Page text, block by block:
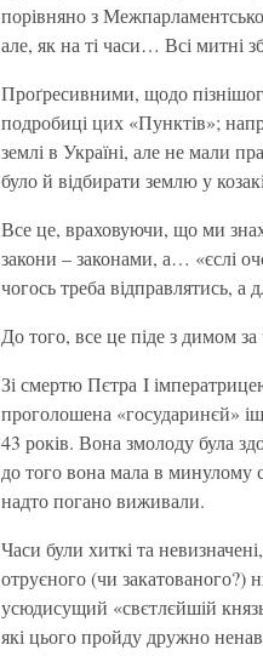
порівняно з
але, як на ті часи… Всі митні
Проґресивними, щодо
подробиці цих «Пунктів»;
землі в Україні, але не мали
було й відбирати землю у
Все це, враховуючи, що ми
закони – законами, а… «єслі
чогось треба відправлятись, а
До того, все це піде з димом
Зі смертю Пєтра I
проголошена «государинєй»
43 років. Вона змолоду була
до того вона мала в минулому
надто погано виживали.
Часи були хиткі та
отруєного (чи закатованого?)
усюдисущий «свєтлєйшій
які цього пройду дружно